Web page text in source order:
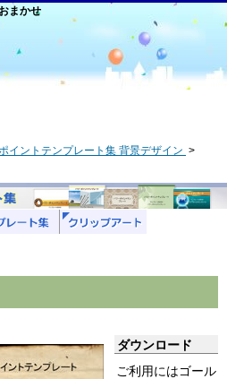
まかせ
イントテンプレート集 背景デザイン
ダウンロード
ご利用にはゴール